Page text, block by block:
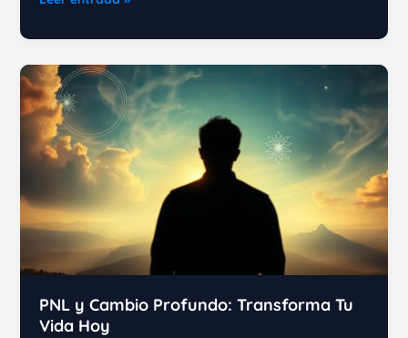
Sentido
en
la
Vida:
Guía
Práctica
PNL y Cambio Profundo: Transforma Tu
Vida Hoy